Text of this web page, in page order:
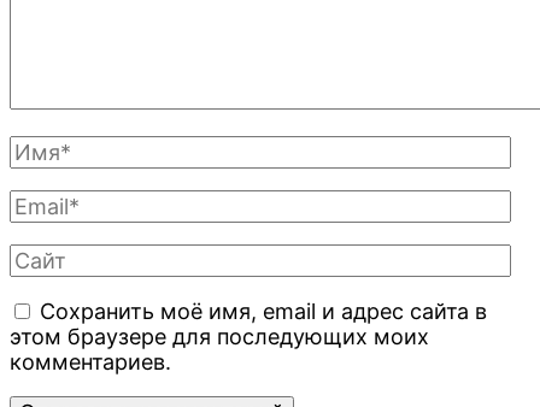
Полное
Имя
Email
Сайт
Сохранить моё имя, email и адрес сайта в
этом браузере для последующих моих
комментариев.